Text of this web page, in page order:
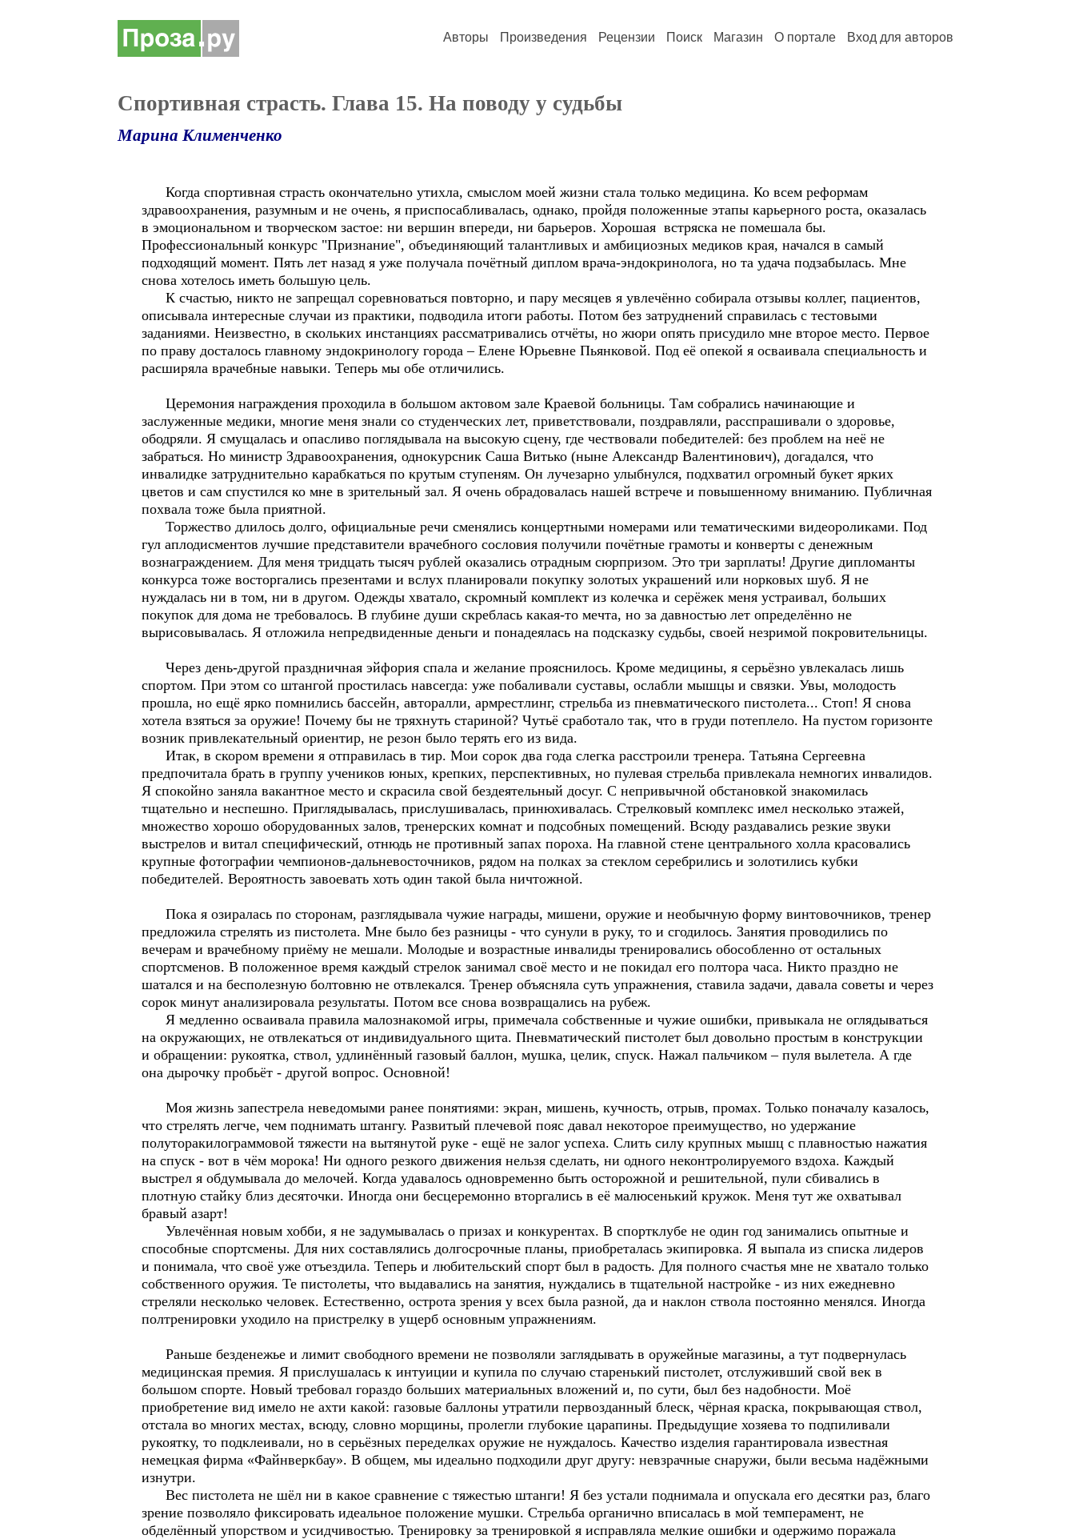
Авторы Произведения Рецензии Поиск Магазин О портале Вход для авторов
Спортивная страсть. Глава 15. На поводу у судьбы
Марина Клименченко
Когда спортивная страсть окончательно утихла, смыслом моей жизни стала только медицина. Ко всем реформам
здравоохранения, разумным и не очень, я приспосабливалась, однако, пройдя положенные этапы карьерного роста, оказалась
в эмоциональном и творческом застое: ни вершин впереди, ни барьеров. Хорошая встряска не помешала бы.
Профессиональный конкурс "Признание", объединяющий талантливых и амбициозных медиков края, начался в самый
подходящий момент. Пять лет назад я уже получала почётный диплом врача-эндокринолога, но та удача подзабылась. Мне
снова хотелось иметь большую цель.
К счастью, никто не запрещал соревноваться повторно, и пару месяцев я увлечённо собирала отзывы коллег, пациентов,
описывала интересные случаи из практики, подводила итоги работы. Потом без затруднений справилась с тестовыми
заданиями. Неизвестно, в скольких инстанциях рассматривались отчёты, но жюри опять присудило мне второе место. Первое
по праву досталось главному эндокринологу города – Елене Юрьевне Пьянковой. Под её опекой я осваивала специальность и
расширяла врачебные навыки. Теперь мы обе отличились.
Церемония награждения проходила в большом актовом зале Краевой больницы. Там собрались начинающие и
заслуженные медики, многие меня знали со студенческих лет, приветствовали, поздравляли, расспрашивали о здоровье,
ободряли. Я смущалась и опасливо поглядывала на высокую сцену, где чествовали победителей: без проблем на неё не
забраться. Но министр Здравоохранения, однокурсник Саша Витько (ныне Александр Валентинович), догадался, что
инвалидке затруднительно карабкаться по крутым ступеням. Он лучезарно улыбнулся, подхватил огромный букет ярких
цветов и сам спустился ко мне в зрительный зал. Я очень обрадовалась нашей встрече и повышенному вниманию. Публичная
похвала тоже была приятной.
Торжество длилось долго, официальные речи сменялись концертными номерами или тематическими видеороликами. Под
гул аплодисментов лучшие представители врачебного сословия получили почётные грамоты и конверты с денежным
вознаграждением. Для меня тридцать тысяч рублей оказались отрадным сюрпризом. Это три зарплаты! Другие дипломанты
конкурса тоже восторгались презентами и вслух планировали покупку золотых украшений или норковых шуб. Я не
нуждалась ни в том, ни в другом. Одежды хватало, скромный комплект из колечка и серёжек меня устраивал, больших
покупок для дома не требовалось. В глубине души скреблась какая-то мечта, но за давностью лет определённо не
вырисовывалась. Я отложила непредвиденные деньги и понадеялась на подсказку судьбы, своей незримой покровительницы.
Через день-другой праздничная эйфория спала и желание прояснилось. Кроме медицины, я серьёзно увлекалась лишь
спортом. При этом со штангой простилась навсегда: уже побаливали суставы, ослабли мышцы и связки. Увы, молодость
прошла, но ещё ярко помнились бассейн, авторалли, армрестлинг, стрельба из пневматического пистолета... Стоп! Я снова
хотела взяться за оружие! Почему бы не тряхнуть стариной? Чутьё сработало так, что в груди потеплело. На пустом горизонте
возник привлекательный ориентир, не резон было терять его из вида.
Итак, в скором времени я отправилась в тир. Мои сорок два года слегка расстроили тренера. Татьяна Сергеевна
предпочитала брать в группу учеников юных, крепких, перспективных, но пулевая стрельба привлекала немногих инвалидов.
Я спокойно заняла вакантное место и скрасила свой бездеятельный досуг. С непривычной обстановкой знакомилась
тщательно и неспешно. Приглядывалась, прислушивалась, принюхивалась. Стрелковый комплекс имел несколько этажей,
множество хорошо оборудованных залов, тренерских комнат и подсобных помещений. Всюду раздавались резкие звуки
выстрелов и витал специфический, отнюдь не противный запах пороха. На главной стене центрального холла красовались
крупные фотографии чемпионов-дальневосточников, рядом на полках за стеклом серебрились и золотились кубки
победителей. Вероятность завоевать хоть один такой была ничтожной.
Пока я озиралась по сторонам, разглядывала чужие награды, мишени, оружие и необычную форму винтовочников, тренер
предложила стрелять из пистолета. Мне было без разницы - что сунули в руку, то и сгодилось. Занятия проводились по
вечерам и врачебному приёму не мешали. Молодые и возрастные инвалиды тренировались обособленно от остальных
спортсменов. В положенное время каждый стрелок занимал своё место и не покидал его полтора часа. Никто праздно не
шатался и на бесполезную болтовню не отвлекался. Тренер объясняла суть упражнения, ставила задачи, давала советы и через
сорок минут анализировала результаты. Потом все снова возвращались на рубеж.
Я медленно осваивала правила малознакомой игры, примечала собственные и чужие ошибки, привыкала не оглядываться
на окружающих, не отвлекаться от индивидуального щита. Пневматический пистолет был довольно простым в конструкции
и обращении: рукоятка, ствол, удлинённый газовый баллон, мушка, целик, спуск. Нажал пальчиком – пуля вылетела. А где
она дырочку пробьёт - другой вопрос. Основной!
Моя жизнь запестрела неведомыми ранее понятиями: экран, мишень, кучность, отрыв, промах. Только поначалу казалось,
что стрелять легче, чем поднимать штангу. Развитый плечевой пояс давал некоторое преимущество, но удержание
полуторакилограммовой тяжести на вытянутой руке - ещё не залог успеха. Слить силу крупных мышц с плавностью нажатия
на спуск - вот в чём морока! Ни одного резкого движения нельзя сделать, ни одного неконтролируемого вздоха. Каждый
выстрел я обдумывала до мелочей. Когда удавалось одновременно быть осторожной и решительной, пули сбивались в
плотную стайку близ десяточки. Иногда они бесцеремонно вторгались в её малюсенький кружок. Меня тут же охватывал
бравый азарт!
Увлечённая новым хобби, я не задумывалась о призах и конкурентах. В спортклубе не один год занимались опытные и
способные спортсмены. Для них составлялись долгосрочные планы, приобреталась экипировка. Я выпала из списка лидеров
и понимала, что своё уже отъездила. Теперь и любительский спорт был в радость. Для полного счастья мне не хватало только
собственного оружия. Те пистолеты, что выдавались на занятия, нуждались в тщательной настройке - из них ежедневно
стреляли несколько человек. Естественно, острота зрения у всех была разной, да и наклон ствола постоянно менялся. Иногда
полтренировки уходило на пристрелку в ущерб основным упражнениям.
Раньше безденежье и лимит свободного времени не позволяли заглядывать в оружейные магазины, а тут подвернулась
медицинская премия. Я прислушалась к интуиции и купила по случаю старенький пистолет, отслуживший свой век в
большом спорте. Новый требовал гораздо больших материальных вложений и, по сути, был без надобности. Моё
приобретение вид имело не ахти какой: газовые баллоны утратили первозданный блеск, чёрная краска, покрывающая ствол,
отстала во многих местах, всюду, словно морщины, пролегли глубокие царапины. Предыдущие хозяева то подпиливали
рукоятку, то подклеивали, но в серьёзных переделках оружие не нуждалось. Качество изделия гарантировала известная
немецкая фирма «Файнверкбау». В общем, мы идеально подходили друг другу: невзрачные снаружи, были весьма надёжными
изнутри.
Вес пистолета не шёл ни в какое сравнение с тяжестью штанги! Я без устали поднимала и опускала его десятки раз, благо
зрение позволяло фиксировать идеальное положение мушки. Стрельба органично вписалась в мой темперамент, не
обделённый упорством и усидчивостью. Тренировку за тренировкой я исправляла мелкие ошибки и одержимо поражала